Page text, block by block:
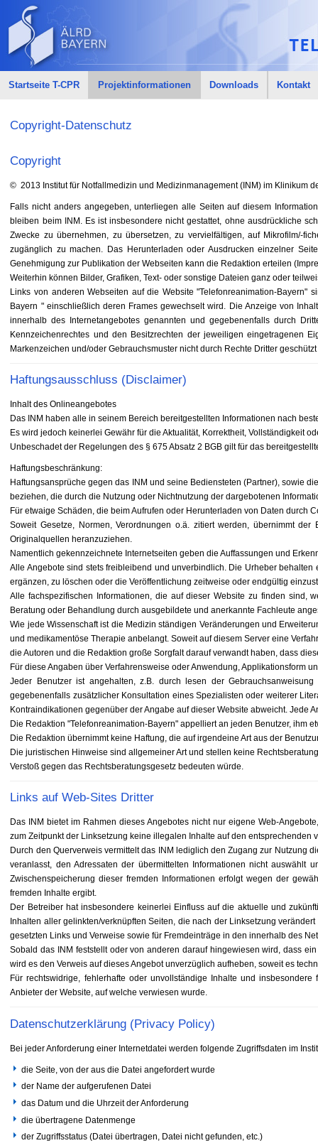
Startseite T-CPR Projektinformationen Downloads Kontakt
Copyright-Datenschutz
Copyright
© 2013 Institut für Notfallmedizin und Medizinmanagement (INM) im Klinikum
Falls nicht anders angegeben, unterliegen alle Seiten auf diesem
bleiben beim INM. Es ist insbesondere nicht gestattet, ohne ausdrückliche
Zwecke zu übernehmen, zu übersetzen, zu vervielfältigen, auf Mikrofilm/-
zugänglich zu machen. Das Herunterladen oder Ausdrucken einzelner
Genehmigung zur Publikation der Webseiten kann die Redaktion erteilen
Weiterhin können Bilder, Grafiken, Text- oder sonstige Dateien ganz oder
Links von anderen Webseiten auf die Website "Telefonreanimation-Bayern"
Bayern " einschließlich deren Frames gewechselt wird. Die Anzeige von
innerhalb des Internetangebotes genannten und gegebenenfalls durch
Kennzeichenrechtes und den Besitzrechten der jeweiligen eingetragenen
Markenzeichen und/oder Gebrauchsmuster nicht durch Rechte Dritter
Haftungsausschluss (Disclaimer)
Inhalt des Onlineangebotes
Das INM haben alle in seinem Bereich bereitgestellten Informationen nach
Es wird jedoch keinerlei Gewähr für die Aktualität, Korrektheit, Vollständigkeit
Unbeschadet der Regelungen des § 675 Absatz 2 BGB gilt für das
Haftungsbeschränkung:
Haftungsansprüche gegen das INM und seine Bediensteten (Partner), sowie
beziehen, die durch die Nutzung oder Nichtnutzung der dargebotenen
Für etwaige Schäden, die beim Aufrufen oder Herunterladen von Daten durch
Soweit Gesetze, Normen, Verordnungen o.ä. zitiert werden, übernimmt
Originalquellen heranzuziehen.
Namentlich gekennzeichnete Internetseiten geben die Auffassungen und
Alle Angebote sind stets freibleibend und unverbindlich. Die Urheber
ergänzen, zu löschen oder die Veröffentlichung zeitweise oder endgültig
Alle fachspezifischen Informationen, die auf dieser Website zu finden sind,
Beratung oder Behandlung durch ausgebildete und anerkannte Fachleute
Wie jede Wissenschaft ist die Medizin ständigen Veränderungen und
und medikamentöse Therapie anbelangt. Soweit auf diesem Server eine
die Autoren und die Redaktion große Sorgfalt darauf verwandt haben, dass
Für diese Angaben über Verfahrensweise oder Anwendung, Applikationsform
Jeder Benutzer ist angehalten, z.B. durch lesen der
gegebenenfalls zusätzlicher Konsultation eines Spezialisten oder weiterer
Kontraindikationen gegenüber der Angabe auf dieser Website abweicht. Jede
Die Redaktion "Telefonreanimation-Bayern" appelliert an jeden Benutzer, ihm
Die Redaktion übernimmt keine Haftung, die auf irgendeine Art aus der
Die juristischen Hinweise sind allgemeiner Art und stellen keine
Verstoß gegen das Rechtsberatungsgesetz bedeuten würde.
Links auf Web-Sites Dritter
Das INM bietet im Rahmen dieses Angebotes nicht nur eigene Web-
zum Zeitpunkt der Linksetzung keine illegalen Inhalte auf den
Durch den Querverweis vermittelt das INM lediglich den Zugang zur Nutzung
veranlasst, den Adressaten der übermittelten Informationen nicht auswählt
Zwischenspeicherung dieser fremden Informationen erfolgt wegen der
fremden Inhalte ergibt.
Der Betreiber hat insbesondere keinerlei Einfluss auf die aktuelle und
Inhalten aller gelinkten/verknüpften Seiten, die nach der Linksetzung
gesetzten Links und Verweise sowie für Fremdeinträge in den innerhalb des
Sobald das INM feststellt oder von anderen darauf hingewiesen wird, dass
wird es den Verweis auf dieses Angebot unverzüglich aufheben, soweit es
Für rechtswidrige, fehlerhafte oder unvollständige Inhalte und
Anbieter der Website, auf welche verwiesen wurde.
Datenschutzerklärung (Privacy Policy)
Bei jeder Anforderung einer Internetdatei werden folgende Zugriffsdaten im
die Seite, von der aus die Datei angefordert wurde
der Name der aufgerufenen Datei
das Datum und die Uhrzeit der Anforderung
die übertragene Datenmenge
der Zugriffsstatus (Datei übertragen, Datei nicht gefunden, etc.)